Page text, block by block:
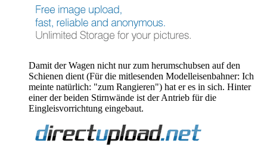
Damit der Wagen nicht nur zum herumschubsen auf den
Schienen dient (Für die mitlesenden Modelleisenbahner: Ich
meinte natürlich: "zum Rangieren") hat er es in sich. Hinter
einer der beiden Stirnwände ist der Antrieb für die
Eingleisvorrichtung eingebaut.